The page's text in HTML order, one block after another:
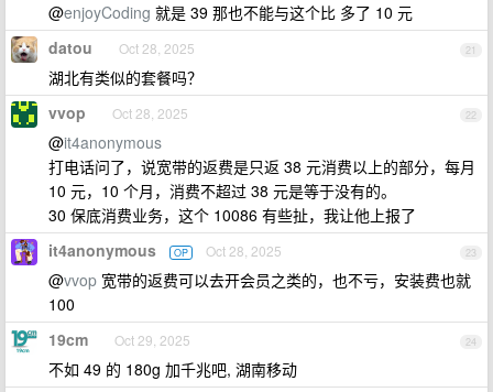
@enjoyCoding 就是 39 那也不能与这个比 多了 10 元
21
datou Oct 28, 2025
湖北有类似的套餐吗？
22
vvop Oct 28, 2025
@it4anonymous
打电话问了，说宽带的返费是只返 38 元消费以上的部分，每月
10 元，10 个月，消费不超过 38 元是等于没有的。
30 保底消费业务，这个 10086 有些扯，我让他上报了
23
it4anonymous OP Oct 28, 2025
@vvop 宽带的返费可以去开会员之类的，也不亏，安装费也就
100
24
19cm Oct 29, 2025
不如 49 的 180g 加千兆吧, 湖南移动